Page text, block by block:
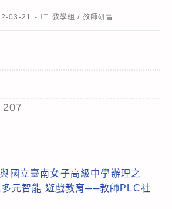
03-21
Post教學組 / 教師研習
207
國立臺南女子高級中學辦理之
多元智能 遊戲教育──教師PLC社